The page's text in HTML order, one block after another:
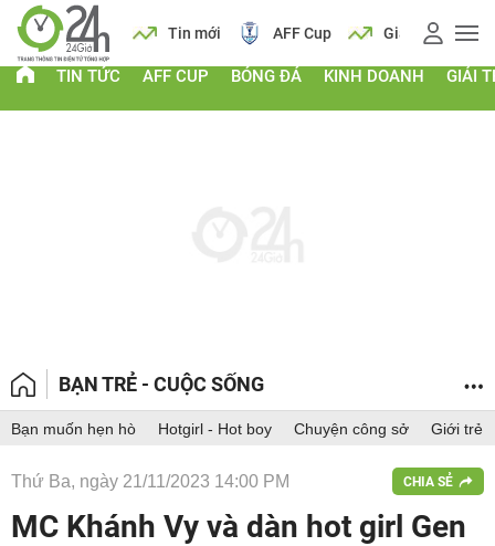
Tin mới AFF Cup Giá vàng Lịch
TIN TỨC AFF CUP BÓNG ĐÁ KINH DOANH GIẢI
BẠN TRẺ - CUỘC SỐNG
Bạn muốn hẹn hò Hotgirl - Hot boy Chuyện công sở Giới trẻ
Thứ Ba, ngày 21/11/2023 14:00 PM CHIA SẺ
MC Khánh Vy và dàn hot girl Gen